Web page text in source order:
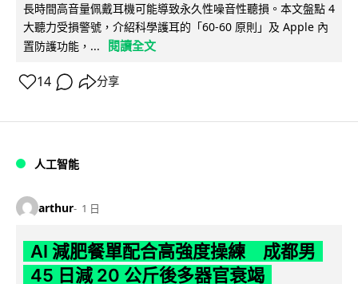
長時間高音量佩戴耳機可能導致永久性噪音性聽損。本文盤點 4
大聽力受損警號，介紹科學護耳的「60-60 原則」及 Apple 內
置防護功能，...
閱讀全文
14 分享
人工智能
arthur 1 日
AI 減肥餐單配合高強度操練 成都男
45 日減 20 公斤後多器官衰竭